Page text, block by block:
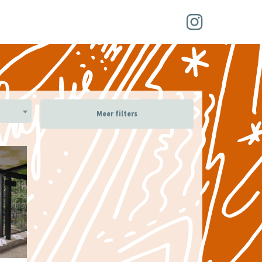
Meer filters